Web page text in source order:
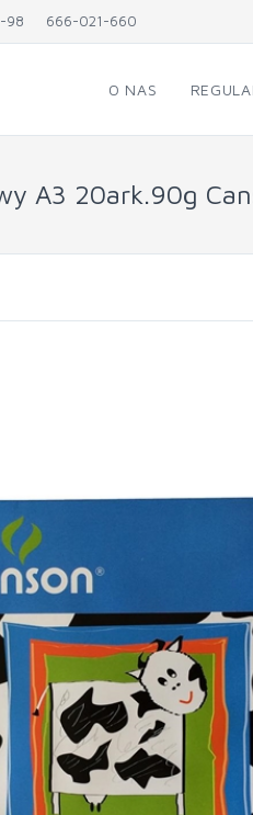
98 666-021-660
O NAS
A3 20ark.90g